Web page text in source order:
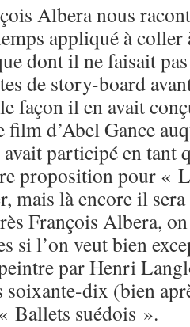
Albera nous
appliqué à coller
dont il ne faisait
de story-board
façon il en avait
d’Abel Gance
participé en tant
proposition pour «
mais là encore il
François Albera,
si l’on veut bien
par Henri
soixante-dix (bien
Ballets suédois ».